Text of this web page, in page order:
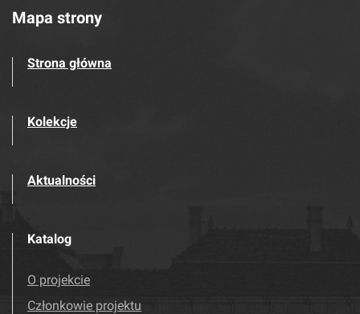
Mapa strony
Strona główna
Kolekcje
Aktualności
Katalog
O projekcie
Członkowie projektu